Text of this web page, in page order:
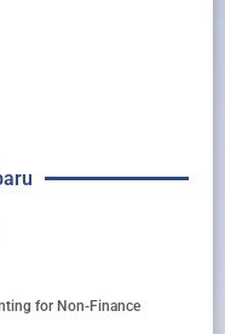
for Non-Finance